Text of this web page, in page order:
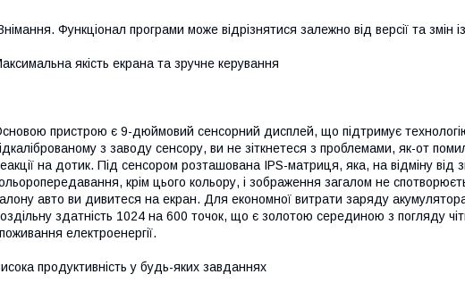
Функціонал програми може відрізнятися залежно від версії та змін
якість екрана та зручне керування
пристрою є 9-дюймовий сенсорний дисплей, що підтримує
з заводу сенсору, ви не зіткнетеся з проблемами, як-от
на дотик. Під сенсором розташована IPS-матриця, яка, на відміну від
крім цього кольору, і зображення загалом не
авто ви дивитеся на екран. Для економної витрати заряду
здатність 1024 на 600 точок, що є золотою серединою з погляду
електроенергії.
продуктивність у будь-яких завданнях